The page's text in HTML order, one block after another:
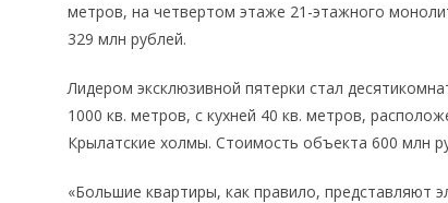
метров, на четвертом этаже 21-этажного
329 млн рублей.
Лидером эксклюзивной пятерки стал
1000 кв. метров, с кухней 40 кв. метров,
Крылатские холмы. Стоимость объекта 600 млн
«Большие квартиры, как правило, представляют